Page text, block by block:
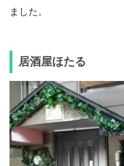
ました。
居酒屋ほたる